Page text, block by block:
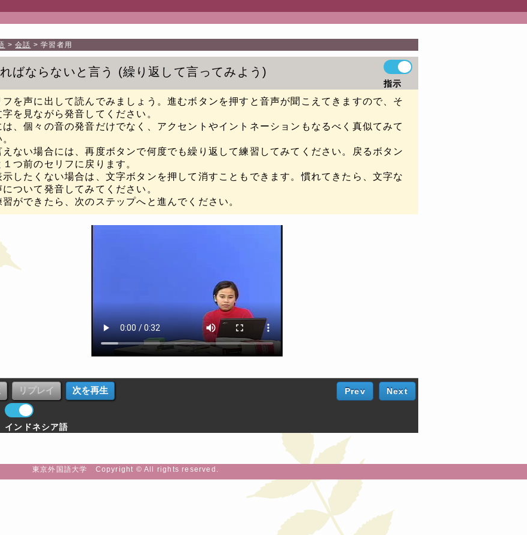
会話 学習者用
ばならないと言う 繰り返して言ってみよう
指示
フを声に出して読んでみましょう。進むボタンを押すと音声が聞こえてきますので、そ
を見ながら発音してください。
は、個々の音の発音だけでなく、アクセントやイントネーションもなるべく真似てみて
えない場合には、再度ボタンで何度でも繰り返して練習してみてください。戻るボタン
１つ前のセリフに戻ります。
示したくない場合は、文字ボタンを押して消すこともできます。慣れてきたら、文字な
について発音してみてください。
ができたら、次のステップへと進んでください。
インドネシア語
Prev Next
東京外国語大学 Copyright © All rights reserved.